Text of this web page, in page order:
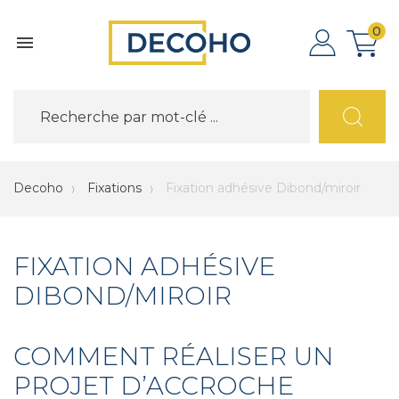

0
Decoho Fixations Fixation adhésive Dibond/miroir
FIXATION ADHÉSIVE
DIBOND/MIROIR
COMMENT RÉALISER UN
PROJET D’ACCROCHE